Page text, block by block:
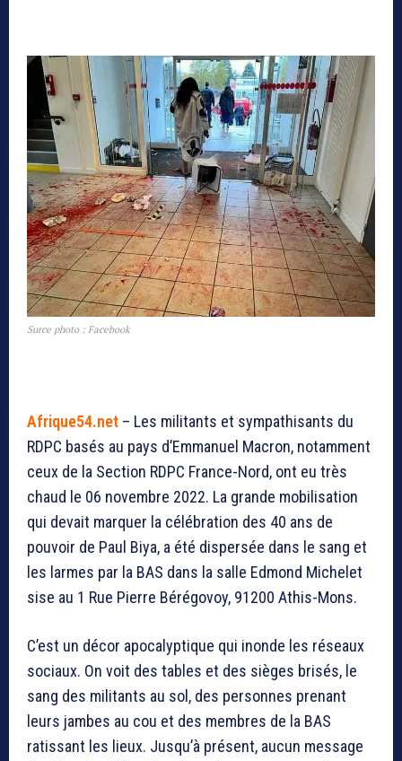
Surce photo : Facebook
Afrique54.net – Les militants et sympathisants du
RDPC basés au pays d’Emmanuel Macron, notamment
ceux de la Section RDPC France-Nord, ont eu très
chaud le 06 novembre 2022. La grande mobilisation
qui devait marquer la célébration des 40 ans de
pouvoir de Paul Biya, a été dispersée dans le sang et
les larmes par la BAS dans la salle Edmond Michelet
sise au 1 Rue Pierre Bérégovoy, 91200 Athis-Mons.
C’est un décor apocalyptique qui inonde les réseaux
sociaux. On voit des tables et des sièges brisés, le
sang des militants au sol, des personnes prenant
leurs jambes au cou et des membres de la BAS
ratissant les lieux. Jusqu’à présent, aucun message